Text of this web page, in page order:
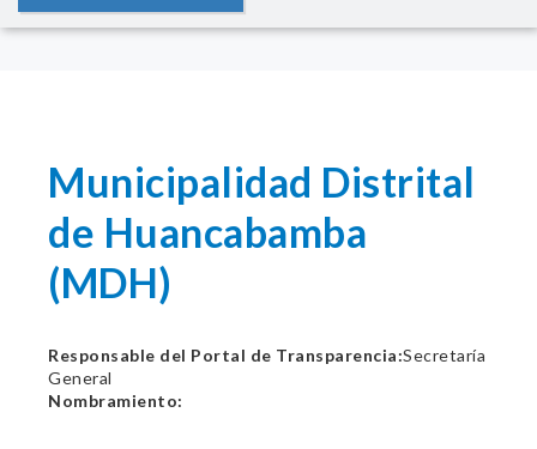
Municipalidad Distrital
de Huancabamba
(MDH)
Responsable del Portal de Transparencia:Secretaría
General
Nombramiento: